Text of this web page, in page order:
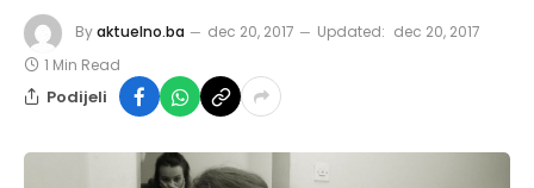
Byaktuelno.ba dec 20, 2017 Updated: dec 20, 2017
1 Min Read
Podijeli